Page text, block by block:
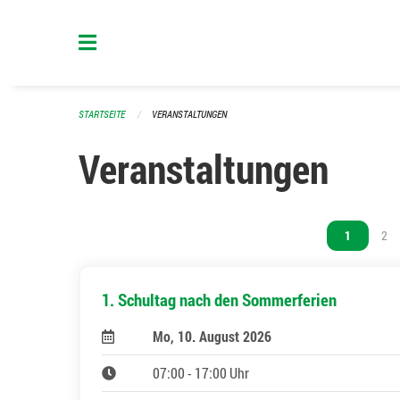
STARTSEITE VERANSTALTUNGEN
Veranstaltungen
Vous êtes
1 2
1. Schultag nach den Sommerferien
Mo, 10. August 2026
07:00 - 17:00 Uhr